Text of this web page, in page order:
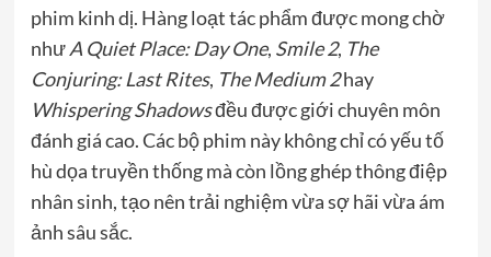
phim kinh dị. Hàng loạt tác phẩm được mong chờ
nhưA Quiet Place: Day One, Smile 2, The
Conjuring: Last Rites, The Medium 2hay
Whispering Shadowsđều được giới chuyên môn
đánh giá cao. Các bộ phim này không chỉ có yếu tố
hù dọa truyền thống mà còn lồng ghép thông điệp
nhân sinh, tạo nên trải nghiệm vừa sợ hãi vừa ám
ảnh sâu sắc.